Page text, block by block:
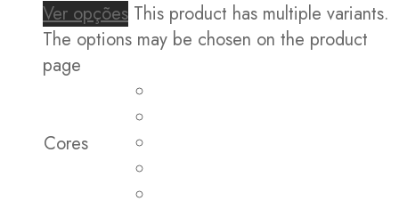
Ver opções This product has multiple variants.
The options may be chosen on the product
page
Cores